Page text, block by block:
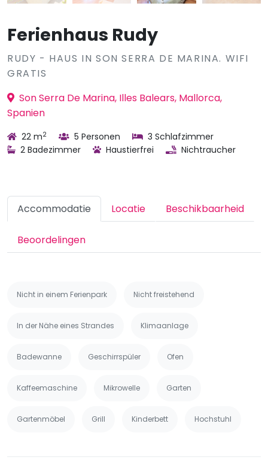
Ferienhaus Rudy
RUDY - HAUS IN SON SERRA DE MARINA. WIFI
GRATIS
Son Serra De Marina, Illes Balears, Mallorca,
Spanien
22 m2 5 Personen
3 Schlafzimmer
2 Badezimmer
Haustierfrei Nichtraucher
Accommodatie Locatie Beschikbaarheid
Beoordelingen
Nicht in einem Ferienpark Nicht freistehend
In der Nähe eines Strandes Klimaanlage
Badewanne Geschirrspüler Ofen
Kaffeemaschine Mikrowelle Garten
Gartenmöbel Grill Kinderbett Hochstuhl